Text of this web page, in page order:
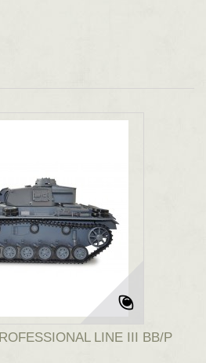
LINE III BB/P